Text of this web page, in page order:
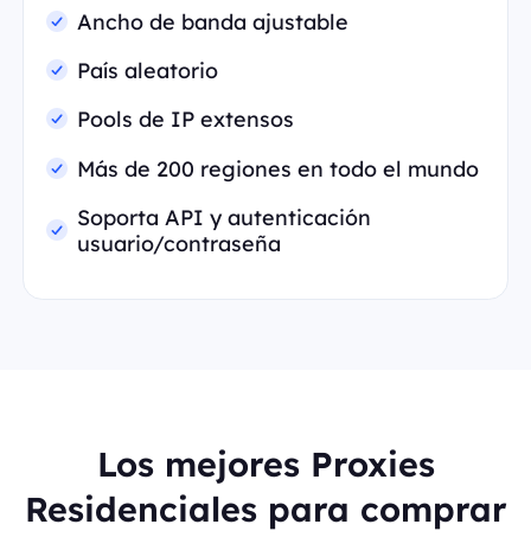
Ancho de banda ajustable
País aleatorio
Pools de IP extensos
Más de 200 regiones en todo el mundo
Soporta API y autenticación
usuario/contraseña
Los mejores Proxies
Residenciales para comprar